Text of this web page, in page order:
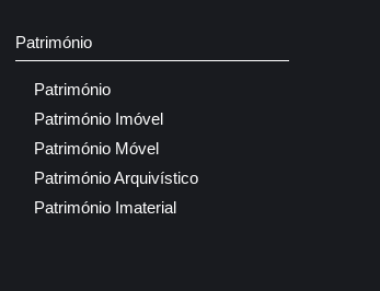
Património
Património
Património Imóvel
Património Móvel
Património Arquivístico
Património Imaterial